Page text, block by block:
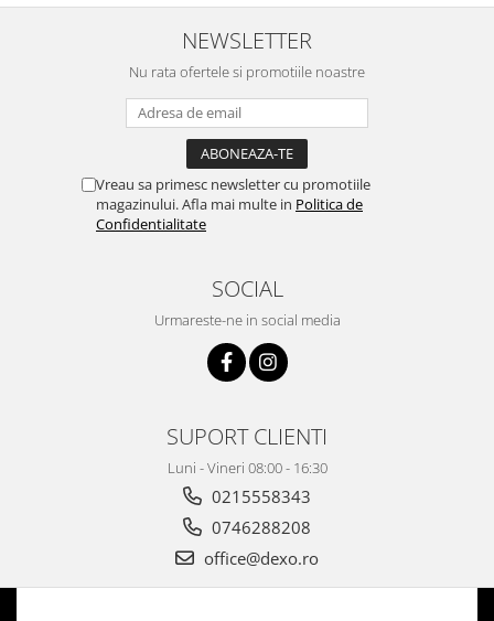
treaba,va multumesc pentru
rapiditate si
amabilitate,RECOMAND 100%
NEWSLETTER
Nu rata ofertele si promotiile noastre
Vreau sa primesc newsletter cu promotiile
magazinului. Afla mai multe in Politica de
Confidentialitate
SOCIAL
Urmareste-ne in social media
SUPORT CLIENTI
Luni - Vineri 08:00 - 16:30
0215558343
0746288208
office@dexo.ro